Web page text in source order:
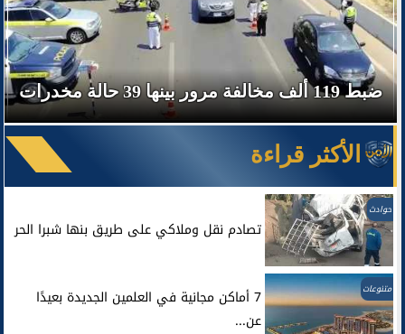
ضبط 119 ألف مخالفة مرور بينها 39 حالة مخدرات
الأكثر قراءة
حوادث
تصادم نقل وملاكي على طريق بنها شبرا الحر
متنوعات
7 أماكن مجانية في العلمين الجديدة بعيدًا
عن...